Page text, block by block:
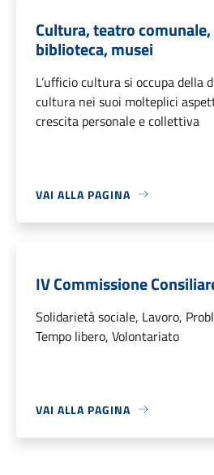
Cultura, teatro
biblioteca, musei
L’ufficio cultura si occupa della
cultura nei suoi molteplici
crescita personale e collettiva
VAI ALLA PAGINA
IV Commissione
Solidarietà sociale, Lavoro,
Tempo libero, Volontariato
VAI ALLA PAGINA